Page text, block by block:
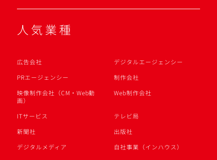
人気業種
広告会社
デジタルエージェンシー
PRエージェンシー
制作会社
映像制作会社（CM・Web動
画）
Web制作会社
ITサービス
テレビ局
新聞社
出版社
デジタルメディア
自社事業（インハウス）